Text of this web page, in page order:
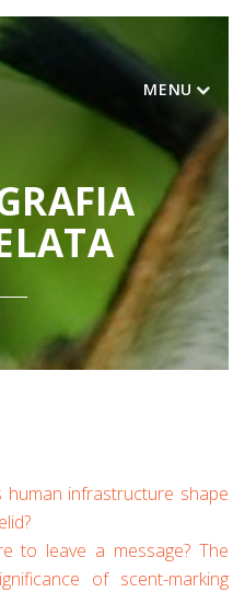
MENU
human infrastructure shape
to leave a message? The
of scent-marking